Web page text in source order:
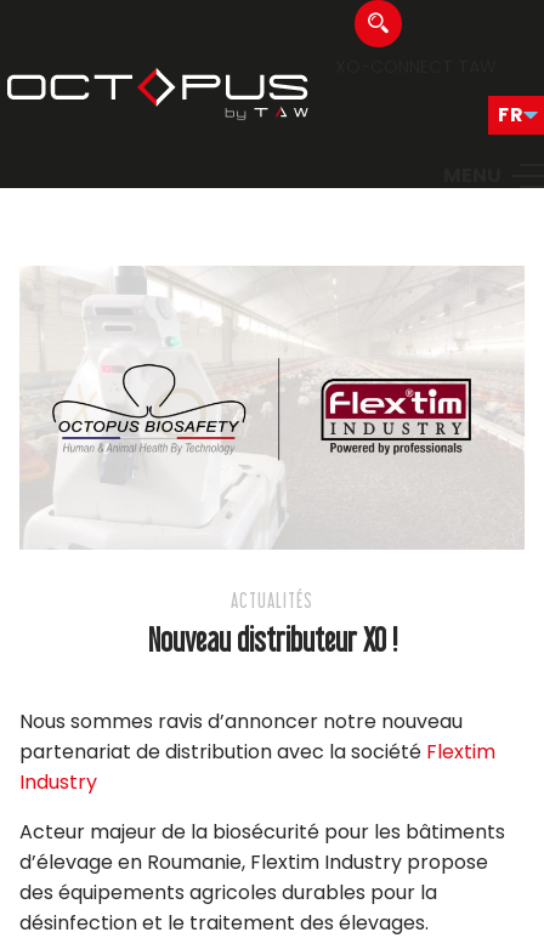
ACTUALITÉS
Nouveau distributeur XO !
Nous sommes ravis d’annoncer notre nouveau
partenariat de distribution avec la société Flextim
Industry
Acteur majeur de la biosécurité pour les bâtiments
d’élevage en Roumanie, Flextim Industry propose
des équipements agricoles durables pour la
désinfection et le traitement des élevages.